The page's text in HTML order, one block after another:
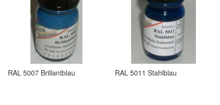
RAL 5007 Brillantblau RAL 5011 Stahlblau